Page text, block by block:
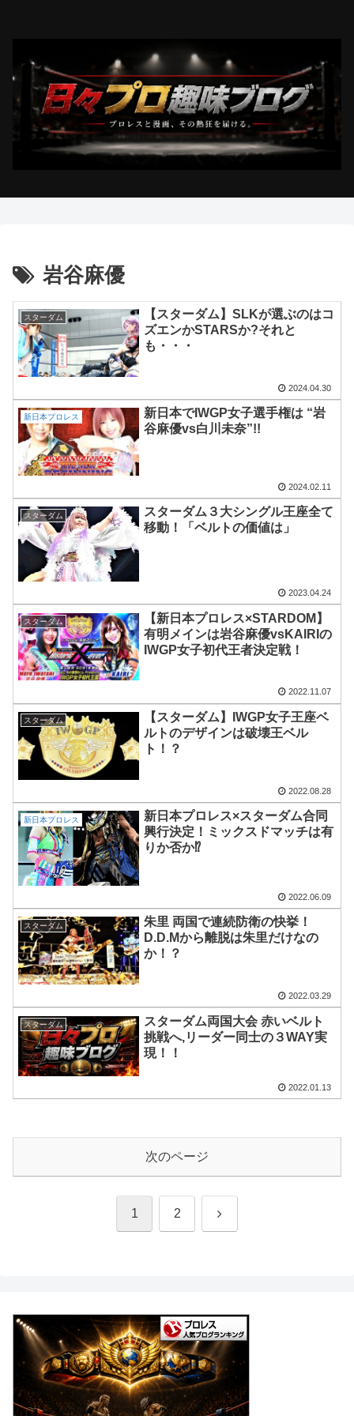
岩谷麻優
スターダム
【スターダム】SLKが選ぶのはコ
ズエンかSTARSか?それと
も・・・
2024.04.30
新日本プロレス
新日本でIWGP女子選手権は “岩
谷麻優vs白川未奈”!!
2024.02.11
スターダム
スターダム３大シングル王座全て
移動！「ベルトの価値は」
2023.04.24
スターダム
【新日本プロレス×STARDOM】
有明メインは岩谷麻優vsKAIRIの
IWGP女子初代王者決定戦！
2022.11.07
スターダム
【スターダム】IWGP女子王座ベ
ルトのデザインは破壊王ベル
ト！？
2022.08.28
新日本プロレス
新日本プロレス×スターダム合同
興行決定！ミックスドマッチは有
りか否か⁉︎
2022.06.09
スターダム
朱里 両国で連続防衛の快挙！
D.D.Mから離脱は朱里だけなの
か！？
2022.03.29
スターダム
スターダム両国大会 赤いベルト
挑戦へ,リーダー同士の３WAY実
現！！
2022.01.13
次のページ
1 2 次